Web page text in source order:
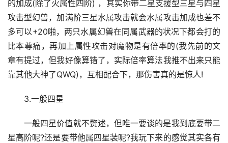
的加成(除了火属性四阶) ，其实你带二星支援型三星与四星
攻击型幻兽，加满阶三星水属攻击就会水属攻击加成也差不
多可以+20啪，两只水属幻兽在同属武器的状况下都会打的
比本尊痛，再加上属性攻击对魔物是有倍率的(我先前的文
章有提过，但我好像算错了，实际倍率算法我推不出来只能
靠其他大神了QWQ)，互相配合下，那伤害真的是惊人!
3.一般四星
一般四星价值就不赘述，但唯一要谈的是我到底要带二
星高阶呢?还是要带他属四星装呢?我玩下来的感觉其实各有